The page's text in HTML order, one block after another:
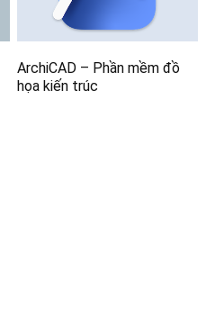
ArchiCAD – Phần mềm đồ
họa kiến trúc